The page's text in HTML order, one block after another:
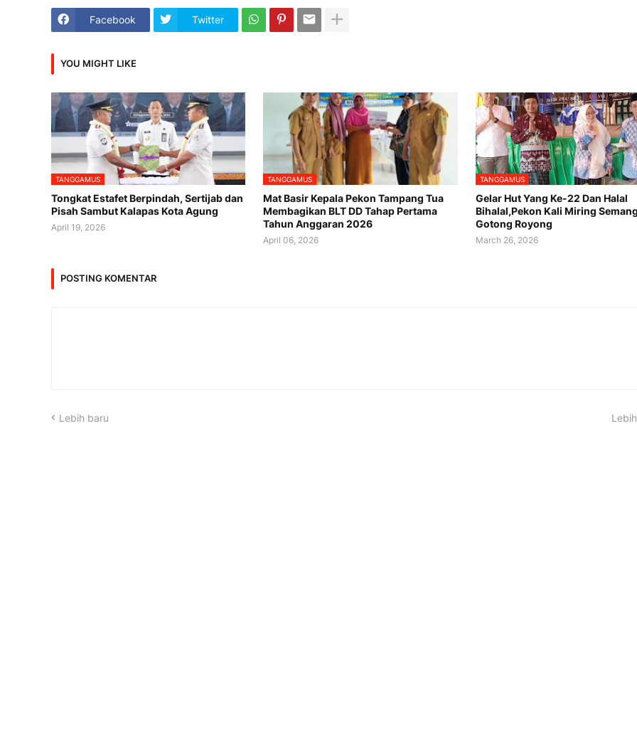
Facebook Twitter
YOU MIGHT LIKE
TANGGAMUS
Tongkat Estafet Berpindah, Sertijab dan
Pisah Sambut Kalapas Kota Agung
April 19, 2026
TANGGAMUS
Mat Basir Kepala Pekon Tampang Tua
Membagikan BLT DD Tahap Pertama
Tahun Anggaran 2026
April 06, 2026
TANGGAMUS
Gelar Hut Yang Ke-22 Dan Halal
Bihalal,Pekon Kali Miring
Gotong Royong
March 26, 2026
POSTING KOMENTAR
Lebih baru